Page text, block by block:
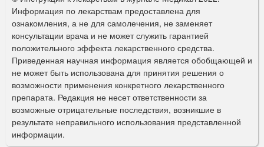
е
д
е
н
и
я
р
м
а
п
о
и
с
к
Информация по лекарствам предоставлена для
ознакомления, а не для самолечения, не заменяет
консультации врача и не может служить гарантией
положительного эффекта лекарственного средства.
Приведенная научная информация является обобщающей и
не может быть использована для принятия решения о
возможности применения конкретного лекарственного
препарата. Редакция не несет ответственности за
возможные отрицательные последствия, возникшие в
результате неправильного использования представленной
информации.